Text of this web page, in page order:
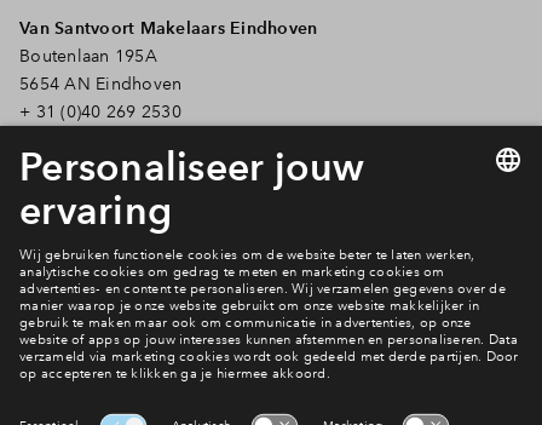
Van Santvoort Makelaars Eindhoven
Boutenlaan 195A
5654 AN Eindhoven
+ 31 (0)40 269 2530
Bekijk woningaanbod